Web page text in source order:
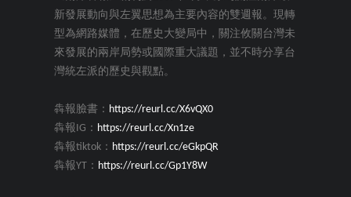
新發展動向與左翼思想為主要內容的雙週報。現轉
型為網路媒體，在歷史大變局中，關注攸關台灣未
來發展的兩岸局勢或國際重大議題，並不時分享台
灣統左派的歷史與觀點。
犇報臉書： https://reurl.cc/X6vQX0
犇報IG： https://reurl.cc/Xn1ze
犇報tiktok： https://reurl.cc/eGkpQR
犇報YT： https://reurl.cc/Gp1Y8W